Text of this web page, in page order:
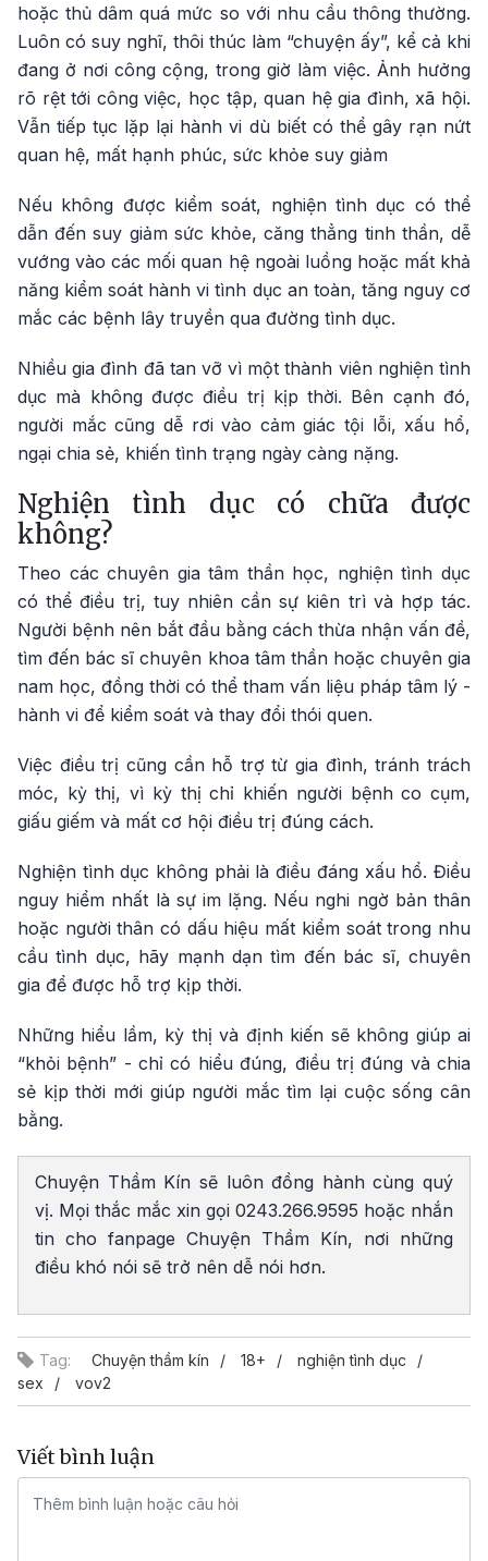
hoặc thủ dâm quá mức so với nhu cầu thông thường.
Luôn có suy nghĩ, thôi thúc làm “chuyện ấy”, kể cả khi
đang ở nơi công cộng, trong giờ làm việc. Ảnh hưởng
rõ rệt tới công việc, học tập, quan hệ gia đình, xã hội.
Vẫn tiếp tục lặp lại hành vi dù biết có thể gây rạn nứt
quan hệ, mất hạnh phúc, sức khỏe suy giảm
Nếu không được kiểm soát, nghiện tình dục có thể
dẫn đến suy giảm sức khỏe, căng thẳng tinh thần, dễ
vướng vào các mối quan hệ ngoài luồng hoặc mất khả
năng kiểm soát hành vi tình dục an toàn, tăng nguy cơ
mắc các bệnh lây truyền qua đường tình dục.
Nhiều gia đình đã tan vỡ vì một thành viên nghiện tình
dục mà không được điều trị kịp thời. Bên cạnh đó,
người mắc cũng dễ rơi vào cảm giác tội lỗi, xấu hổ,
ngại chia sẻ, khiến tình trạng ngày càng nặng.
Nghiện tình dục có chữa được
không?
Theo các chuyên gia tâm thần học, nghiện tình dục
có thể điều trị, tuy nhiên cần sự kiên trì và hợp tác.
Người bệnh nên bắt đầu bằng cách thừa nhận vấn đề,
tìm đến bác sĩ chuyên khoa tâm thần hoặc chuyên gia
nam học, đồng thời có thể tham vấn liệu pháp tâm lý -
hành vi để kiểm soát và thay đổi thói quen.
Việc điều trị cũng cần hỗ trợ từ gia đình, tránh trách
móc, kỳ thị, vì kỳ thị chỉ khiến người bệnh co cụm,
giấu giếm và mất cơ hội điều trị đúng cách.
Nghiện tình dục không phải là điều đáng xấu hổ. Điều
nguy hiểm nhất là sự im lặng. Nếu nghi ngờ bản thân
hoặc người thân có dấu hiệu mất kiểm soát trong nhu
cầu tình dục, hãy mạnh dạn tìm đến bác sĩ, chuyên
gia để được hỗ trợ kịp thời.
Những hiểu lầm, kỳ thị và định kiến sẽ không giúp ai
“khỏi bệnh” - chỉ có hiểu đúng, điều trị đúng và chia
sẻ kịp thời mới giúp người mắc tìm lại cuộc sống cân
bằng.
Chuyện Thầm Kín sẽ luôn đồng hành cùng quý
vị. Mọi thắc mắc xin gọi 0243.266.9595 hoặc nhắn
tin cho fanpage Chuyện Thầm Kín, nơi những
điều khó nói sẽ trở nên dễ nói hơn.
Tag: Chuyện thầm kín 18+
nghiện tình dục
sex
vov2
Viết bình luận